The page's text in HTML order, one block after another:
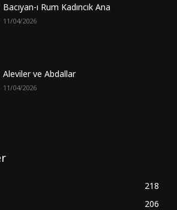
Bacıyan-ı Rum Kadıncık Ana
11/04/2026
Aleviler ve Abdallar
11/04/2026
218
206